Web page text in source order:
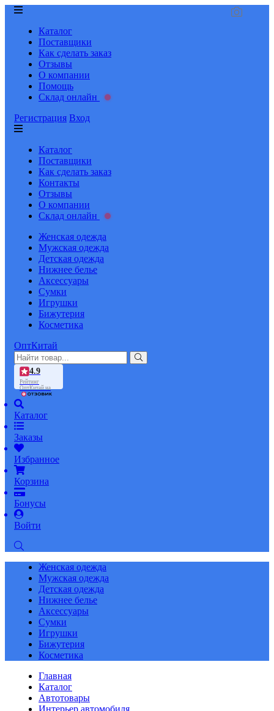
Каталог
Поставщики
Как сделать заказ
Отзывы
О компании
Помощь
Склад онлайн
Регистрация Вход
Каталог
Поставщики
Как сделать заказ
Контакты
Отзывы
О компании
Склад онлайн
Женская одежда
Мужская одежда
Детская одежда
Нижнее белье
Аксессуары
Сумки
Игрушки
Бижутерия
Косметика
ОптКитай
4.9
Рейтинг
ОптКитай на
Каталог
Заказы
Избранное
Корзина
Бонусы
Войти
Женская одежда
Мужская одежда
Детская одежда
Нижнее белье
Аксессуары
Сумки
Игрушки
Бижутерия
Косметика
Главная
Каталог
Автотовары
Интерьер автомобиля